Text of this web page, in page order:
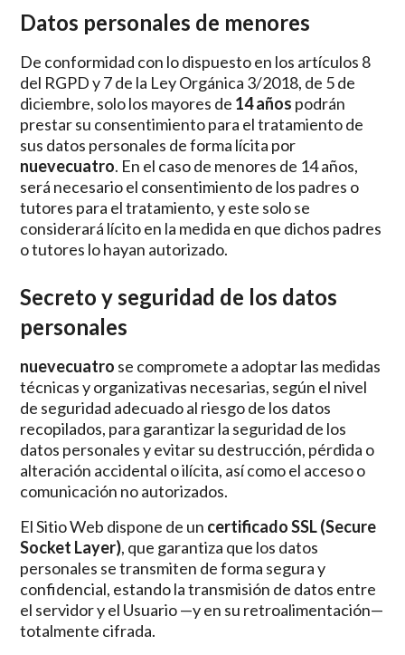
Datos personales de menores
De conformidad con lo dispuesto en los artículos 8
del RGPD y 7 de la Ley Orgánica 3/2018, de 5 de
diciembre, solo los mayores de 14 años podrán
prestar su consentimiento para el tratamiento de
sus datos personales de forma lícita por
nuevecuatro. En el caso de menores de 14 años,
será necesario el consentimiento de los padres o
tutores para el tratamiento, y este solo se
considerará lícito en la medida en que dichos padres
o tutores lo hayan autorizado.
Secreto y seguridad de los datos
personales
nuevecuatro se compromete a adoptar las medidas
técnicas y organizativas necesarias, según el nivel
de seguridad adecuado al riesgo de los datos
recopilados, para garantizar la seguridad de los
datos personales y evitar su destrucción, pérdida o
alteración accidental o ilícita, así como el acceso o
comunicación no autorizados.
El Sitio Web dispone de un certificado SSL (Secure
Socket Layer), que garantiza que los datos
personales se transmiten de forma segura y
confidencial, estando la transmisión de datos entre
el servidor y el Usuario —y en su retroalimentación—
totalmente cifrada.